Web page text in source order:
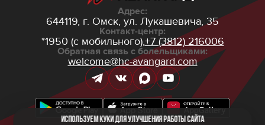
Адрес:
644119, г. Омск, ул. Лукашевича, 35
Контакт-центр:
*1950 (с мобильного),+7 (3812) 216006
Обратная связь с болельщиками:
welcome@hc-avangard.com
Используем куки для улучшения работы сайта